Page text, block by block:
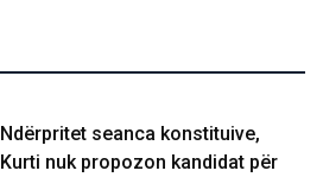
Ndërpritet seanca konstituive,
Kurti nuk propozon kandidat për